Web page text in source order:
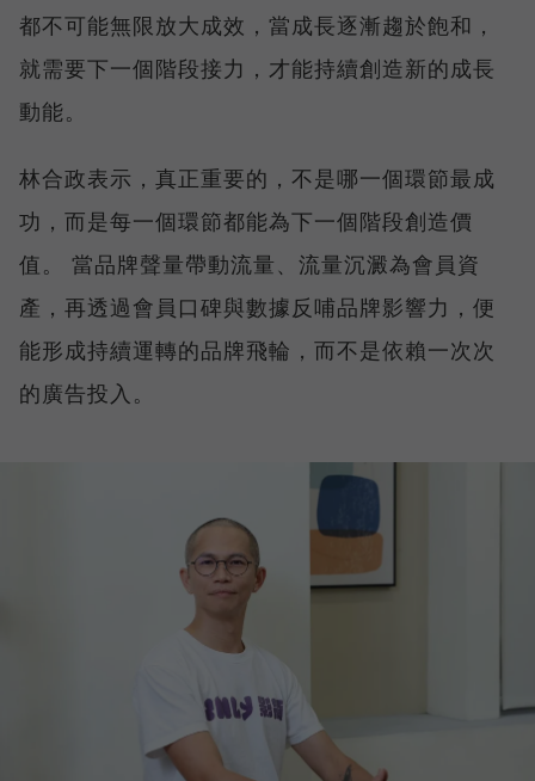
都不可能無限放大成效，當成長逐漸趨於飽和，
就需要下一個階段接力，才能持續創造新的成長
動能。
林合政表示，真正重要的，不是哪一個環節最成
功，而是每一個環節都能為下一個階段創造價
值。 當品牌聲量帶動流量、流量沉澱為會員資
產，再透過會員口碑與數據反哺品牌影響力，便
能形成持續運轉的品牌飛輪，而不是依賴一次次
的廣告投入。